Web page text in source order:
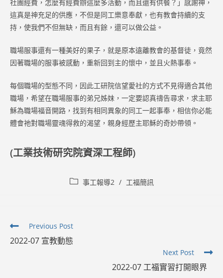
社團經費，怎麼有經費辦這麼多活動，而且還有供餐？」感謝神，
這真是神充足的供應，不但是同工樂意奉獻，也有教會持續的支
持，使我們不但無缺，而且有餘，還可以做公益。
職場服事還有一種美好的果子，就是原本遠離教會的基督徒，竟然
因著職場的服事被感動，重新回到主的懷中，並且火熱事奉。
每個職場的型態不同，因此工研院信望愛社的方式不見得適合其他
職場，希望在職場服事的弟兄姊妹，一定要認真禱告尋求，求主耶
穌為職場福音開路，找到有相同異象的同工一起事奉，相信你必能
體會祂對職場靈魂得救的渴望，親身經歷主耶穌的奇妙帶領。
(工業技術研究院資深工程師)
Post事工報導2 / 工福簡訊
Read
articles
Previous Post
2022-07 宣教動態
Next Post
2022-07 工福實習打開眼界